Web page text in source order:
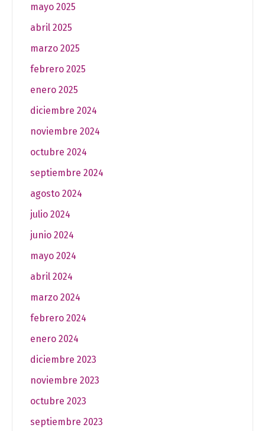
mayo 2025
abril 2025
marzo 2025
febrero 2025
enero 2025
diciembre 2024
noviembre 2024
octubre 2024
septiembre 2024
agosto 2024
julio 2024
junio 2024
mayo 2024
abril 2024
marzo 2024
febrero 2024
enero 2024
diciembre 2023
noviembre 2023
octubre 2023
septiembre 2023